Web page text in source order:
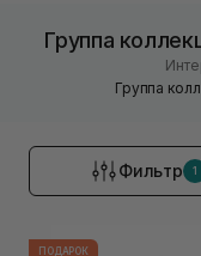
Группа
Группа
Фильтр 1
ПОДАРОК